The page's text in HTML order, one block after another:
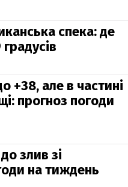
спека: де
+38, але в частині
прогноз погоди
злив зі
на тиждень